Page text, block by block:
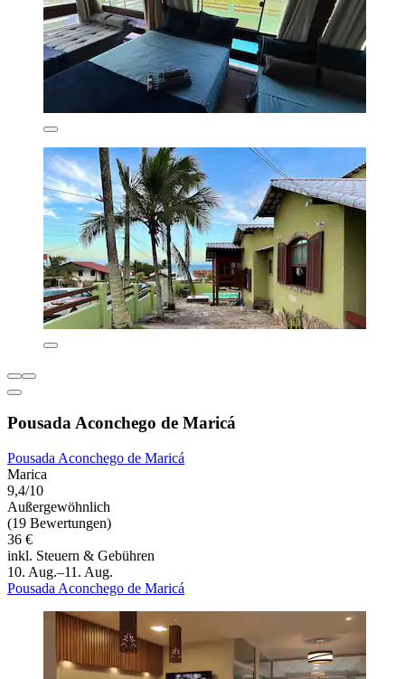
Pousada Aconchego de Maricá
Pousada Aconchego de Maricá
Marica
9,4/10
Außergewöhnlich
(19 Bewertungen)
36 €
inkl. Steuern & Gebühren
10. Aug.–11. Aug.
Pousada Aconchego de Maricá